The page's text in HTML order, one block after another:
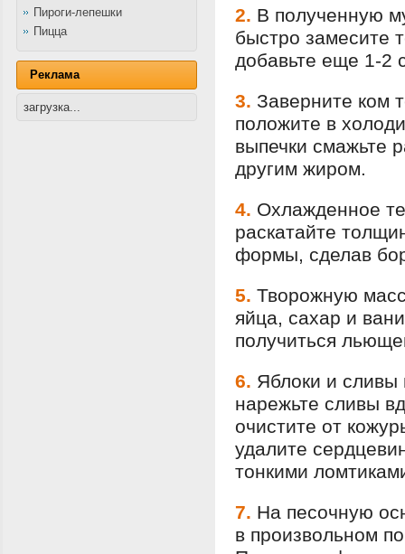
Пироги-лепешки
Пицца
Реклама
загрузка...
2. В полученную
быстро замесите
добавьте еще 1-2
3. Заверните ком
положите в
выпечки смажьте
другим жиром.
4. Охлажденное
раскатайте
формы, сделав
5. Творожную
яйца, сахар и
получиться
6. Яблоки и сливы
нарежьте сливы
очистите от
удалите
тонкими
7. На песочную
в произвольном